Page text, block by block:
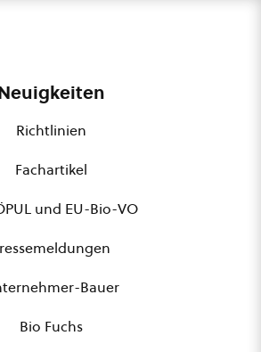
Richtlinien
Fachartikel
und EU-Bio-VO
Bauer
Bio Fuchs